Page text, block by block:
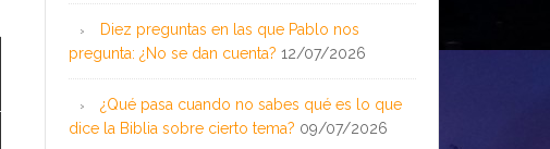
Diez preguntas en las que Pablo nos
pregunta: ¿No se dan cuenta? 12/07/2026
¿Qué pasa cuando no sabes qué es lo que
dice la Biblia sobre cierto tema? 09/07/2026